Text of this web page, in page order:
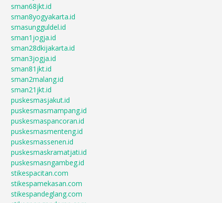
sman68jkt.id
sman8yogyakarta.id
smasungguldel.id
sman1jogja.id
sman28dkijakarta.id
sman3jogja.id
sman81jkt.id
sman2malang.id
sman21jkt.id
puskesmasjakut.id
puskesmasmampang.id
puskesmaspancoran.id
puskesmasmenteng.id
puskesmassenen.id
puskesmaskramatjati.id
puskesmasngambeg.id
stikespacitan.com
stikespamekasan.com
stikespandeglang.com